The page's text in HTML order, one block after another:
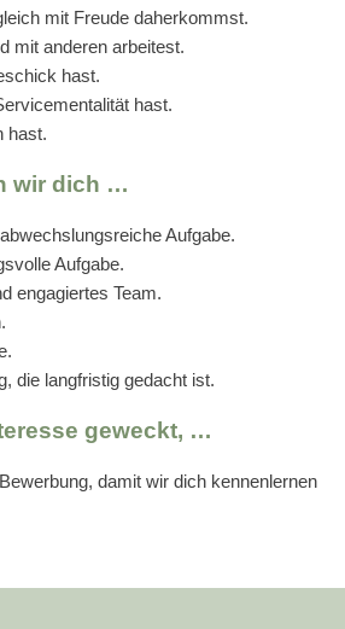
mit Freude daherkommst.
mit anderen arbeitest.
hast.
hast.
hast.
wir dich …
Aufgabe.
Aufgabe.
engagiertes Team.
die langfristig gedacht ist.
geweckt, …
damit wir dich kennenlernen